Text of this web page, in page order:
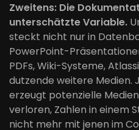
Zweitens: Die
unterschätzte Variable.
steckt nicht nur in
PowerPoint-
PDFs, Wiki-Systeme,
dutzende weitere Medien.
erzeugt potenzielle
verloren, Zahlen in einem
nicht mehr mit jenen im